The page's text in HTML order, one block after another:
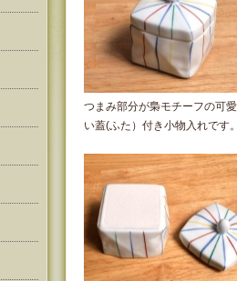
つまみ部分が梟モチーフの可
い蓋(ふた）付き小物入れです